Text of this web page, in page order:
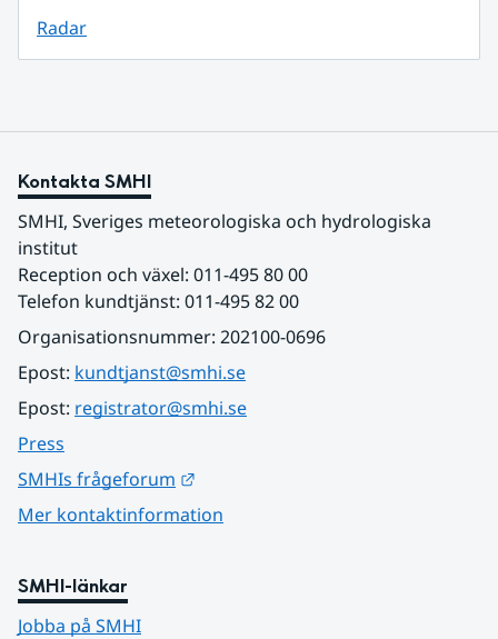
Radar
Kontakta SMHI
SMHI, Sveriges meteorologiska och hydrologiska
institut
Reception och växel: 011-495 80 00
Telefon kundtjänst: 011-495 82 00
Organisationsnummer: 202100-0696
Epost: kundtjanst@smhi.se
Epost: registrator@smhi.se
Press
SMHIs frågeforum
Mer kontaktinformation
SMHI-länkar
Jobba på SMHI